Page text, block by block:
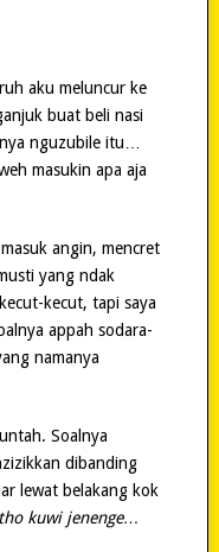
aku meluncur ke
buat beli nasi
nguzubile itu…
masukin apa aja
angin, mencret
yang ndak
kecut, tapi saya
appah sodara-
namanya
Soalnya
dibanding
lewat belakang kok
kuwi jenenge…